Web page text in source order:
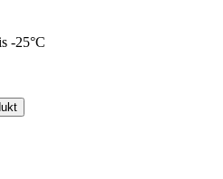
-25°C